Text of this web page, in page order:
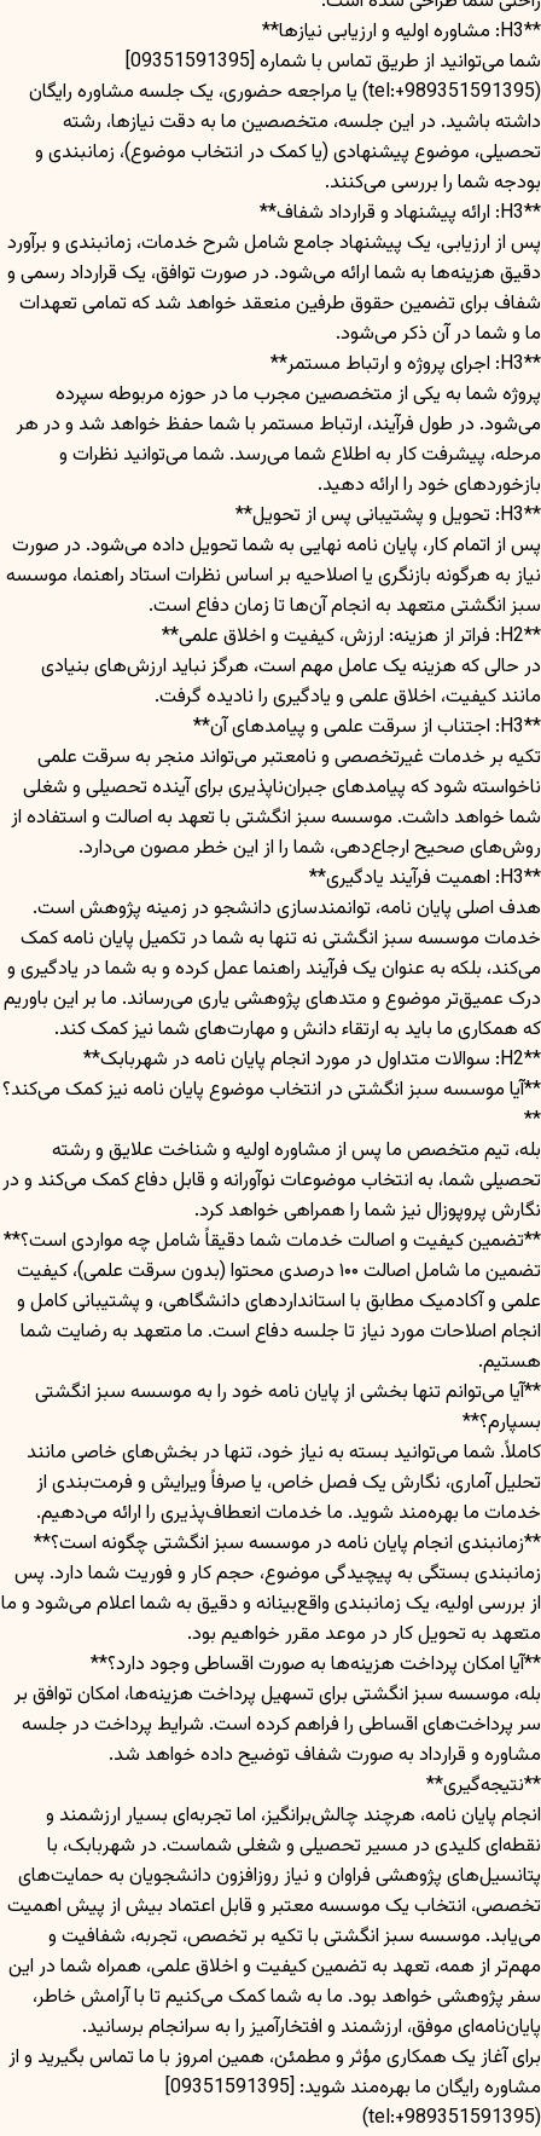
**H3: مشاوره اولیه و ارزیابی نیازها**
شما می‌توانید از طریق تماس با شماره [09351591395]
(tel:+989351591395) یا مراجعه حضوری، یک جلسه مشاوره رایگان
داشته باشید. در این جلسه، متخصصین ما به دقت نیازها، رشته
تحصیلی، موضوع پیشنهادی (یا کمک در انتخاب موضوع)، زمانبندی و
بودجه شما را بررسی می‌کنند.
**H3: ارائه پیشنهاد و قرارداد شفاف**
پس از ارزیابی، یک پیشنهاد جامع شامل شرح خدمات، زمانبندی و برآورد
دقیق هزینه‌ها به شما ارائه می‌شود. در صورت توافق، یک قرارداد رسمی و
شفاف برای تضمین حقوق طرفین منعقد خواهد شد که تمامی تعهدات
ما و شما در آن ذکر می‌شود.
**H3: اجرای پروژه و ارتباط مستمر**
پروژه شما به یکی از متخصصین مجرب ما در حوزه مربوطه سپرده
می‌شود. در طول فرآیند، ارتباط مستمر با شما حفظ خواهد شد و در هر
مرحله، پیشرفت کار به اطلاع شما می‌رسد. شما می‌توانید نظرات و
بازخوردهای خود را ارائه دهید.
**H3: تحویل و پشتیبانی پس از تحویل**
پس از اتمام کار، پایان نامه نهایی به شما تحویل داده می‌شود. در صورت
نیاز به هرگونه بازنگری یا اصلاحیه بر اساس نظرات استاد راهنما، موسسه
سبز انگشتی متعهد به انجام آن‌ها تا زمان دفاع است.
**H2: فراتر از هزینه: ارزش، کیفیت و اخلاق علمی**
در حالی که هزینه یک عامل مهم است، هرگز نباید ارزش‌های بنیادی
مانند کیفیت، اخلاق علمی و یادگیری را نادیده گرفت.
**H3: اجتناب از سرقت علمی و پیامدهای آن**
تکیه بر خدمات غیرتخصصی و نامعتبر می‌تواند منجر به سرقت علمی
ناخواسته شود که پیامدهای جبران‌ناپذیری برای آینده تحصیلی و شغلی
شما خواهد داشت. موسسه سبز انگشتی با تعهد به اصالت و استفاده از
روش‌های صحیح ارجاع‌دهی، شما را از این خطر مصون می‌دارد.
**H3: اهمیت فرآیند یادگیری**
هدف اصلی پایان نامه، توانمندسازی دانشجو در زمینه پژوهش است.
خدمات موسسه سبز انگشتی نه تنها به شما در تکمیل پایان نامه کمک
می‌کند، بلکه به عنوان یک فرآیند راهنما عمل کرده و به شما در یادگیری و
درک عمیق‌تر موضوع و متدهای پژوهشی یاری می‌رساند. ما بر این باوریم
که همکاری ما باید به ارتقاء دانش و مهارت‌های شما نیز کمک کند.
**H2: سوالات متداول در مورد انجام پایان نامه در شهربابک**
**آیا موسسه سبز انگشتی در انتخاب موضوع پایان نامه نیز کمک می‌کند؟
**
بله، تیم متخصص ما پس از مشاوره اولیه و شناخت علایق و رشته
تحصیلی شما، به انتخاب موضوعات نوآورانه و قابل دفاع کمک می‌کند و در
نگارش پروپوزال نیز شما را همراهی خواهد کرد.
**تضمین کیفیت و اصالت خدمات شما دقیقاً شامل چه مواردی است؟**
تضمین ما شامل اصالت ۱۰۰ درصدی محتوا (بدون سرقت علمی)، کیفیت
علمی و آکادمیک مطابق با استانداردهای دانشگاهی، و پشتیبانی کامل و
انجام اصلاحات مورد نیاز تا جلسه دفاع است. ما متعهد به رضایت شما
هستیم.
**آیا می‌توانم تنها بخشی از پایان نامه خود را به موسسه سبز انگشتی
بسپارم؟**
کاملاً. شما می‌توانید بسته به نیاز خود، تنها در بخش‌های خاصی مانند
تحلیل آماری، نگارش یک فصل خاص، یا صرفاً ویرایش و فرمت‌بندی از
خدمات ما بهره‌مند شوید. ما خدمات انعطاف‌پذیری را ارائه می‌دهیم.
**زمانبندی انجام پایان نامه در موسسه سبز انگشتی چگونه است؟**
زمانبندی بستگی به پیچیدگی موضوع، حجم کار و فوریت شما دارد. پس
از بررسی اولیه، یک زمانبندی واقع‌بینانه و دقیق به شما اعلام می‌شود و ما
متعهد به تحویل کار در موعد مقرر خواهیم بود.
**آیا امکان پرداخت هزینه‌ها به صورت اقساطی وجود دارد؟**
بله، موسسه سبز انگشتی برای تسهیل پرداخت هزینه‌ها، امکان توافق بر
سر پرداخت‌های اقساطی را فراهم کرده است. شرایط پرداخت در جلسه
مشاوره و قرارداد به صورت شفاف توضیح داده خواهد شد.
**نتیجه‌گیری**
انجام پایان نامه، هرچند چالش‌برانگیز، اما تجربه‌ای بسیار ارزشمند و
نقطه‌ای کلیدی در مسیر تحصیلی و شغلی شماست. در شهربابک، با
پتانسیل‌های پژوهشی فراوان و نیاز روزافزون دانشجویان به حمایت‌های
تخصصی، انتخاب یک موسسه معتبر و قابل اعتماد بیش از پیش اهمیت
می‌یابد. موسسه سبز انگشتی با تکیه بر تخصص، تجربه، شفافیت و
مهم‌تر از همه، تعهد به تضمین کیفیت و اخلاق علمی، همراه شما در این
سفر پژوهشی خواهد بود. ما به شما کمک می‌کنیم تا با آرامش خاطر،
پایان‌نامه‌ای موفق، ارزشمند و افتخارآمیز را به سرانجام برسانید.
برای آغاز یک همکاری مؤثر و مطمئن، همین امروز با ما تماس بگیرید و از
مشاوره رایگان ما بهره‌مند شوید: [09351591395]
(tel:+989351591395)